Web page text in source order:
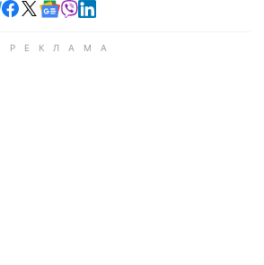
Читайте у Telegram
Читайте у Facebook
Читайте у X
Читайте у Google news
Читайте у Viber
Читайте у LinkedIn